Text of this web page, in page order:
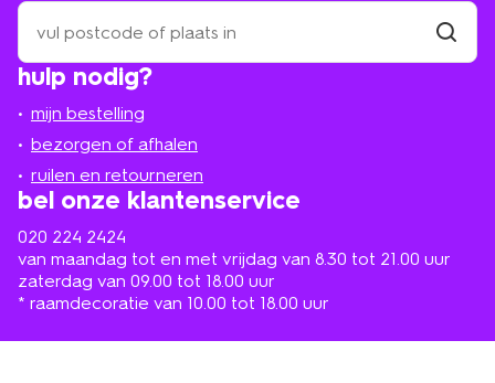
hulp nodig?
mijn bestelling
bezorgen of afhalen
ruilen en retourneren
bel onze klantenservice
020 224 2424
van maandag tot en met vrijdag van 8.30 tot 21.00 uur
zaterdag van 09.00 tot 18.00 uur
* raamdecoratie van 10.00 tot 18.00 uur
zoek
een
winkel
bij
in
de
buurt